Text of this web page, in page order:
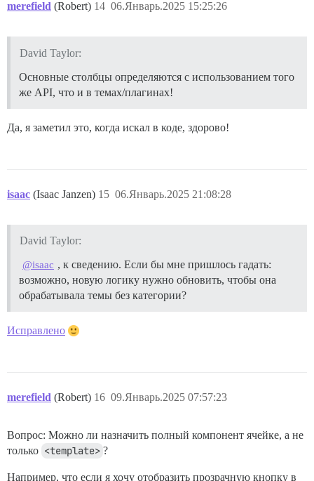
merefield (Robert) 06.Январь.2025 15:25:26
14
David Taylor:
Основные столбцы определяются с использованием того
же API, что и в темах/плагинах!
Да, я заметил это, когда искал в коде, здорово!
isaac (Isaac Janzen) 06.Январь.2025 21:08:28
15
David Taylor:
@isaac , к сведению. Если бы мне пришлось гадать:
возможно, новую логику нужно обновить, чтобы она
обрабатывала темы без категории?
Исправлено
merefield (Robert) 09.Январь.2025 07:57:23
16
Вопрос: Можно ли назначить полный компонент ячейке, а не
только <template> ?
Например, что если я хочу отобразить прозрачную кнопку в